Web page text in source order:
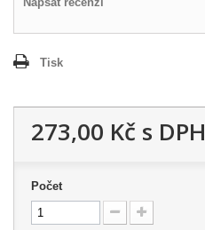
Tisk
273,00 Kč s DPH
Počet